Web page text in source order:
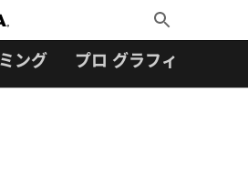
Toggle
Search
ング プロ グラフィックス